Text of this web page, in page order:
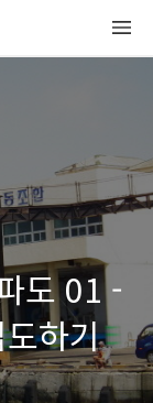
도 01 -
하기